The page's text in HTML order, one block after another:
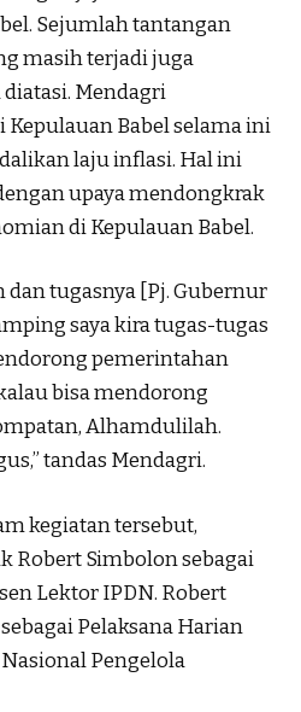
Sejumlah tantangan
masih terjadi juga
Mendagri
Babel selama ini
laju inflasi. Hal ini
upaya mendongkrak
di Kepulauan Babel.
dan tugasnya [Pj. Gubernur
saya kira tugas-tugas
pemerintahan
bisa mendorong
Alhamdulilah.
tandas Mendagri.
kegiatan tersebut,
Robert Simbolon sebagai
Lektor IPDN. Robert
Pelaksana Harian
Pengelola